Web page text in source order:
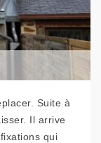
Suite à
Il arrive
qui